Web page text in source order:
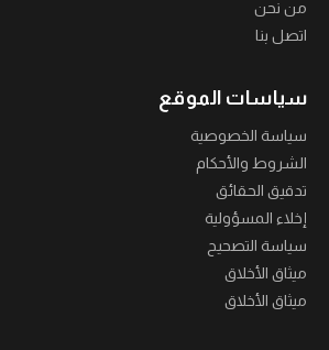
من نحن
اتصل بنا
سياسات الموقع
سياسة الخصوصية
الشروط والأحكام
تدقيق الحقائق
إخلاء المسؤولية
سياسة التصحيح
ميثاق الأخلاق
ميثاق الأخلاق